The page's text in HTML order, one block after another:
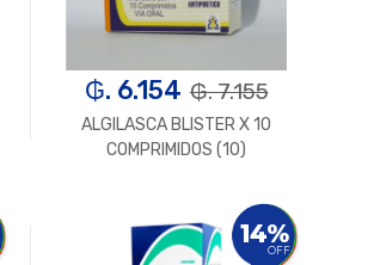
₲. 6.154 ₲. 7.155
ALGILASCA BLISTER X 10
COMPRIMIDOS (10)
14%
OFF